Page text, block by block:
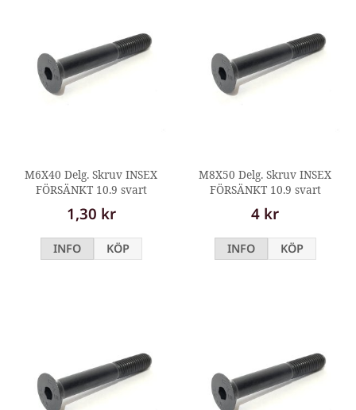
M6X40 Delg. Skruv INSEX
FÖRSÄNKT 10.9 svart
1,30 kr
INFO KÖP
M8X50 Delg. Skruv INSEX
FÖRSÄNKT 10.9 svart
4 kr
INFO KÖP